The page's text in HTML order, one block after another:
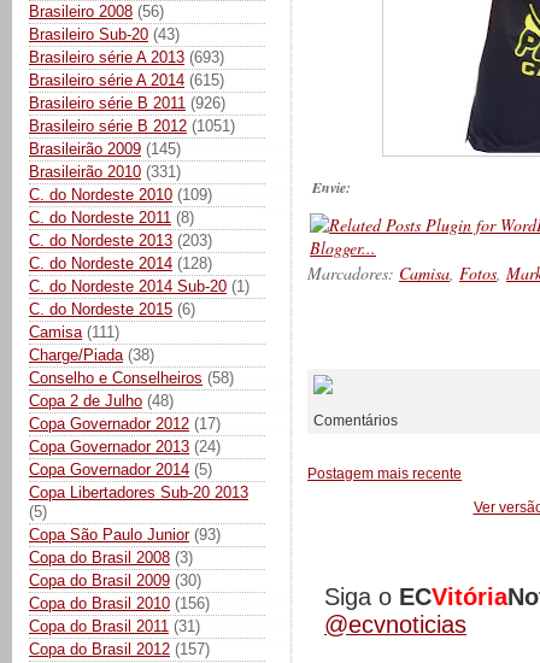
Brasileiro 2008 (56)
Brasileiro Sub-20 (43)
Brasileiro série A 2013 (693)
Brasileiro série A 2014 (615)
Brasileiro série B 2011 (926)
Brasileiro série B 2012 (1051)
Brasileirão 2009 (145)
Brasileirão 2010 (331)
C. do Nordeste 2010 (109)
C. do Nordeste 2011 (8)
C. do Nordeste 2013 (203)
C. do Nordeste 2014 (128)
C. do Nordeste 2014 Sub-20 (1)
C. do Nordeste 2015 (6)
Camisa (111)
Charge/Piada (38)
Conselho e Conselheiros (58)
Copa 2 de Julho (48)
Copa Governador 2012 (17)
Copa Governador 2013 (24)
Copa Governador 2014 (5)
Copa Libertadores Sub-20 2013
(5)
Copa São Paulo Junior (93)
Copa do Brasil 2008 (3)
Copa do Brasil 2009 (30)
Copa do Brasil 2010 (156)
Copa do Brasil 2011 (31)
Copa do Brasil 2012 (157)
Envie:
Marcadores: Camisa, Fotos,
Comentários
Postagem mais recente
Ver
Siga o ECVitória
@ecvnoticias